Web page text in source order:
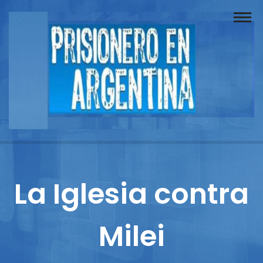
Buscador
Documentos
Reportajes
La Iglesia contra
Milei